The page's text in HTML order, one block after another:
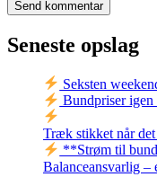
Seneste opslag
Seksten
Bundpriser
Træk stikket når
**Strøm til
Balanceansvarlig –